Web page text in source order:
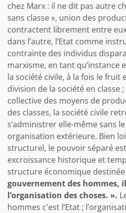
chez Marx : il ne dit pas autre
sans classe », union des
contractent librement entre
dans l’autre, l’Etat comme
contrainte des individus
marxisme, en tant qu’instance
la société civile, à la fois le fruit
division de la société en classe
collective des moyens de
des classes, la société civile
s’administrer elle-même sans
organisation extérieure. Bien
structurel, le pouvoir séparé
excroissance historique et
structure économique destinée
gouvernement des hommes,
l’organisation des choses. ».
hommes c'est l’Etat ;